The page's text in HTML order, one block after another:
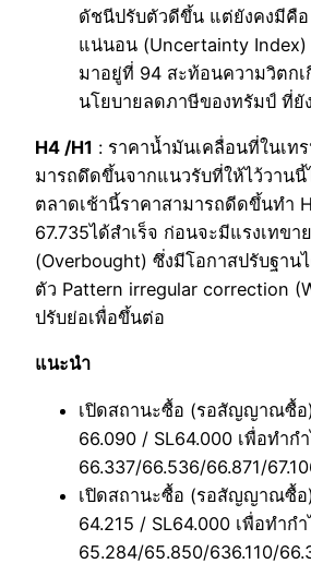
ดัชนีปรับตัวดีขึ้น แต่ยังคงมีคื
แน่นอน (Uncertainty
มาอยู่ที่ 94 สะท้อนความวิตก
นโยบายลดภาษีของทรัมป์ ที่ยั
H4 /H1 : ราคาน้ำมันเคลื่อนที่ในเท
มารถดึดขึ้นจากแนวรับที่ให้ไว้วาน
ตลาดเช้านี้ราคาสามารถดีดขึ้นทำ
67.735ได้สำเร็จ ก่อนจะมีแรงเทขา
(Overbought) ซึ่งมีโอกาสปรับฐาน
ตัว Pattern irregular correction
ปรับย่อเพื่อขึ้นต่อ
แนะนำ
เปิดสถานะซื้อ (รอสัญญาณซื้
66.090 / SL64.000 เพื่อทำก
66.337/66.536/66.871/
เปิดสถานะซื้อ (รอสัญญาณซื้
64.215 / SL64.000 เพื่อทำกำ
65.284/65.850/636.110/